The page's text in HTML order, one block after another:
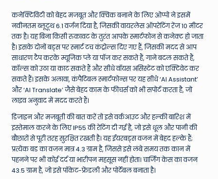
कनेक्टिविटी को बेहद मजबूत और क्विक बनाने के लिए ओप्पो ने इसमें
नवीनतम ब्लूटूथ 6.1 वर्जन दिया है, जिसकी वायरलेस ऑपरेटिंग रेंज 10 मीटर
तक है। यह बिना किसी रुकावट के तुरंत आपके स्मार्टफोन से कनेक्ट हो जाता
है। इसके दोनों बड्स पर स्मार्ट टच कंट्रोल्स दिए गए हैं, जिसकी मदद से आप
साधारण टैप करके म्यूजिक प्ले या पॉज कर सकते हैं, गाने बदल सकते हैं,
कॉल्स को उठा या काट सकते हैं और सीधे वॉयस असिस्टेंट को एक्टिवेट कर
सकते हैं। इसके अलावा, कंपैटिबल स्मार्टफोन्स पर यह सीधे ‘AI Assistant’
और ‘AI Translate’ जैसे बेहद काम के फीचर्स को भी सपोर्ट करता है, जो
लाइव अनुवाद में मदद करते हैं।
डिजाइन और मजबूती की बात करें तो इसे वर्कआउट और हल्की बारिश में
इस्तेमाल करने के लिए IP55 की रेटिंग दी गई है, जो इसे धूल और पानी की
बौछारों से पूरी तरह सुरक्षित रखती है। यह ईयरबड्स वजन में बेहद हल्के हैं;
प्रत्येक बड का वजन मात्र 4.3 ग्राम है, जिससे इसे लंबे समय तक कान में
पहनने पर भी कोई दर्द या भारीपन महसूस नहीं होता। चार्जिंग केस का वजन
43.5 ग्राम है, जो इसे पॉकेट-फ्रेंडली और पोर्टेबल बनाता है।